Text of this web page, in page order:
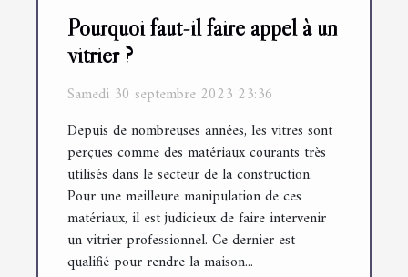
Pourquoi faut-il faire appel à un
vitrier ?
Samedi 30 septembre 2023 23:36
Depuis de nombreuses années, les vitres sont
perçues comme des matériaux courants très
utilisés dans le secteur de la construction.
Pour une meilleure manipulation de ces
matériaux, il est judicieux de faire intervenir
un vitrier professionnel. Ce dernier est
qualifié pour rendre la maison...